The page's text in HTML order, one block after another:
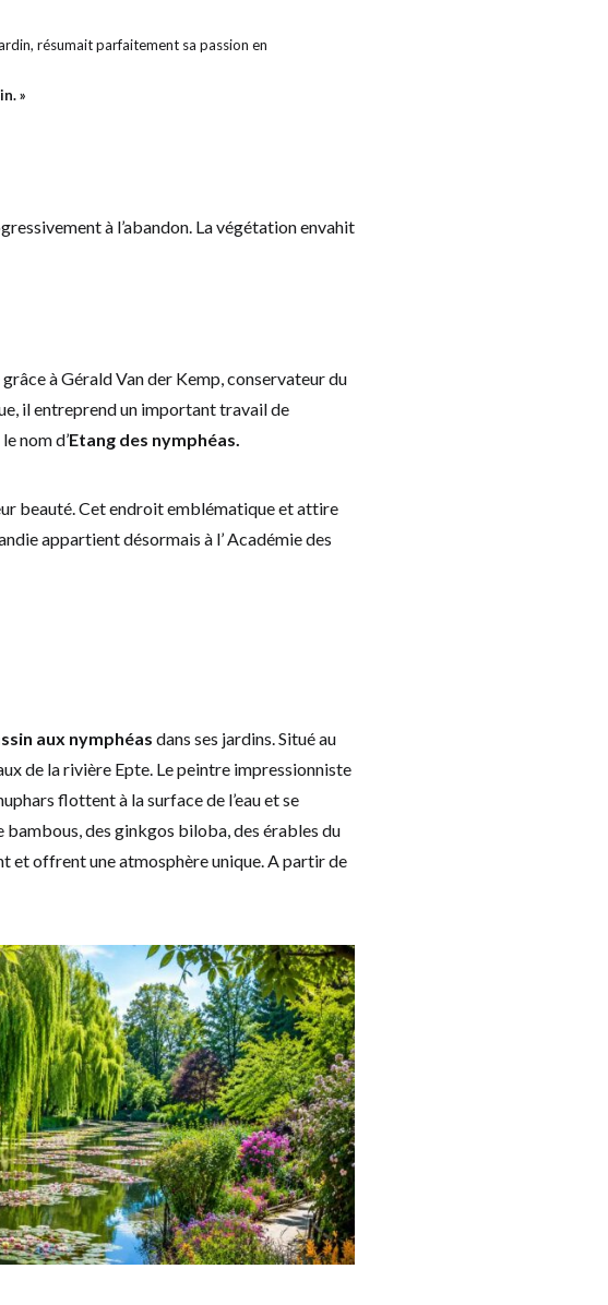
résumait parfaitement sa passion en
»
à l’abandon. La végétation envahit
grâce à Gérald Van der Kemp, conservateur du
il entreprend un important travail de
nom d’Etang des nymphéas.
beauté. Cet endroit emblématique et attire
appartient désormais à l’ Académie des
aux nymphéas dans ses jardins. Situé au
de la rivière Epte. Le peintre impressionniste
flottent à la surface de l’eau et se
des ginkgos biloba, des érables du
et offrent une atmosphère unique. A partir de